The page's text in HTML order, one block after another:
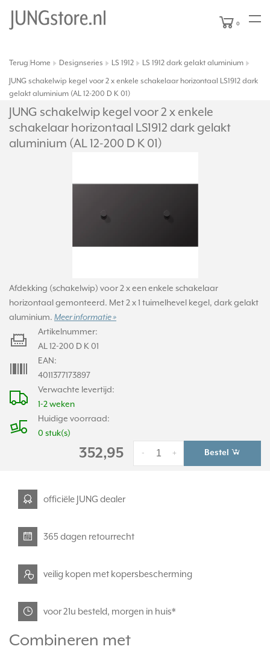
0
Terug Home Designseries LS 1912
LS 1912 dark gelakt aluminium
JUNG schakelwip kegel voor 2 x enkele schakelaar horizontaal LS1912 dark
gelakt aluminium (AL 12-200 D K 01)
JUNG schakelwip kegel voor 2 x enkele
schakelaar horizontaal LS1912 dark gelakt
aluminium (AL 12-200 D K 01)
Afdekking (schakelwip) voor 2 x een enkele schakelaar
horizontaal gemonteerd. Met 2 x 1 tuimelhevel kegel, dark gelakt
aluminium. Meer informatie »
Verwachte levertijd:
1-2 weken
Huidige voorraad:
0 stuk(s)
Artikelnummer:
AL 12-200 D K 01
EAN:
4011377173897
352,95 +
- Bestel
officiële JUNG dealer
365 dagen retourrecht
veilig kopen met kopersbescherming
voor 21u besteld, morgen in huis*
Combineren met